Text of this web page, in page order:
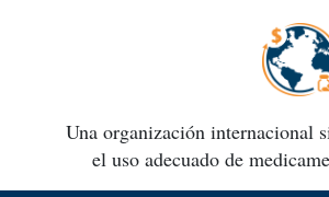
Una organización internacional
el uso adecuado de